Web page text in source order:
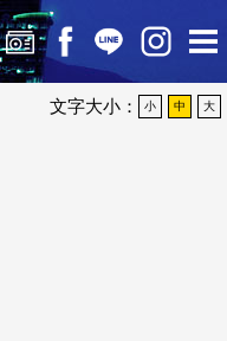
文字大小： 小 中 大